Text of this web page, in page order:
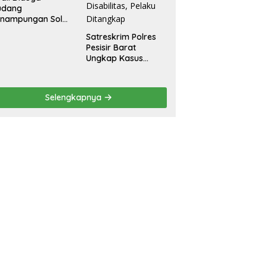
Solar
Satreskrim Polres
Pesisir Barat
Ungkap Kasus
Penyandang
Disabilitas, Pelaku
Ditangkap
Selengkapnya